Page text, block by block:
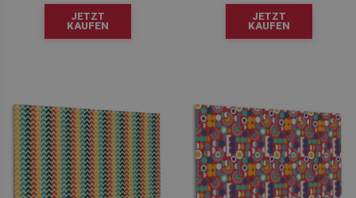
JETZT
KAUFEN
JETZT
KAUFEN